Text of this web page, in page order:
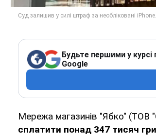
Будьте першими у курсі
Google
Мережа магазинів "Ябко" (ТОВ
сплатити понад 347 тисяч